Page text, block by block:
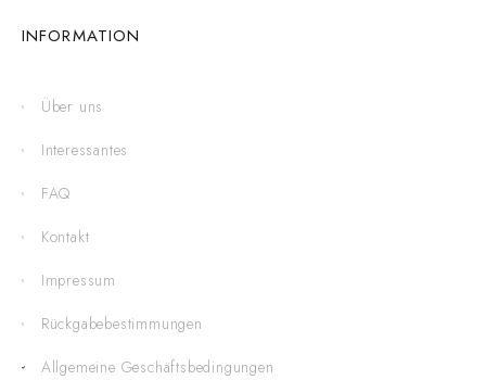
INFORMATION
Über uns
Interessantes
FAQ
Kontakt
Impressum
Rückgabebestimmungen
Allgemeine Geschäftsbedingungen